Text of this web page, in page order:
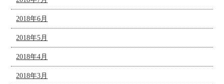
2018年6月
2018年5月
2018年4月
2018年3月